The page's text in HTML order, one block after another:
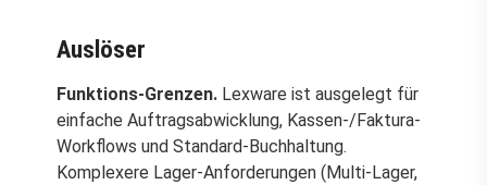
Auslöser
Funktions-Grenzen. Lexware ist ausgelegt für
einfache Auftragsabwicklung, Kassen-/Faktura-
Workflows und Standard-Buchhaltung.
Komplexere Lager-Anforderungen (Multi-Lager,